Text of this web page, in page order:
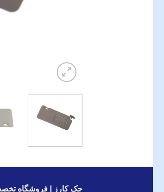
جک کارز | فروشگاه